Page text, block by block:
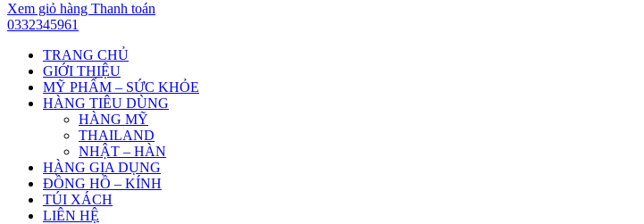
Xem giỏ hàng Thanh toán
0332345961
TRANG CHỦ
GIỚI THIỆU
MỸ PHẨM – SỨC KHỎE
HÀNG TIÊU DÙNG
HÀNG MỸ
THAILAND
NHẬT – HÀN
HÀNG GIA DỤNG
ĐỒNG HỒ – KÍNH
TÚI XÁCH
LIÊN HỆ